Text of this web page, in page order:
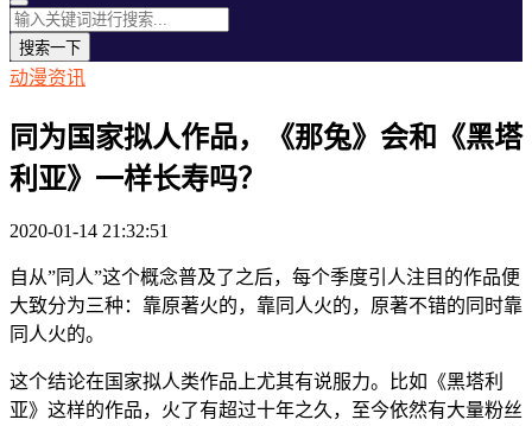
搜索一下
动漫资讯
同为国家拟人作品，《那兔》会和《黑塔
利亚》一样长寿吗？
2020-01-14 21:32:51
自从”同人”这个概念普及了之后，每个季度引人注目的作品便
大致分为三种：靠原著火的，靠同人火的，原著不错的同时靠
同人火的。
这个结论在国家拟人类作品上尤其有说服力。比如《黑塔利
亚》这样的作品，火了有超过十年之久，至今依然有大量粉丝